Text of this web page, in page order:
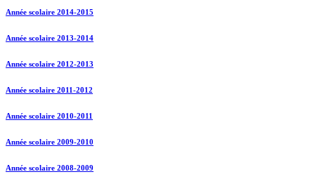
Année scolaire 2014-2015
Année scolaire 2013-2014
Année scolaire 2012-2013
Année scolaire 2011-2012
Année scolaire 2010-2011
Année scolaire 2009-2010
Année scolaire 2008-2009